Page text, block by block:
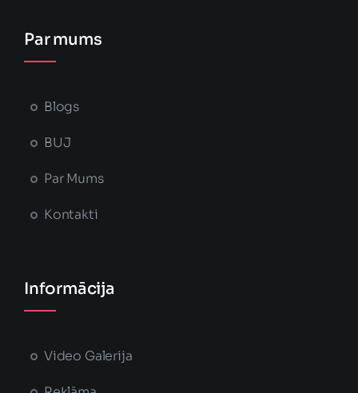
Par mums
Blogs
BUJ
Par Mums
Kontakti
Informācija
Video Galerija